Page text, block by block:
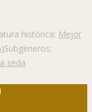
histórica: Mejor
Subgéneros:
seda